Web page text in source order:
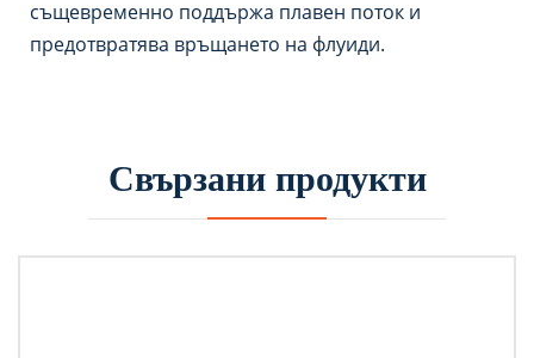
същевременно поддържа плавен поток и
предотвратява връщането на флуиди.
Свързани продукти